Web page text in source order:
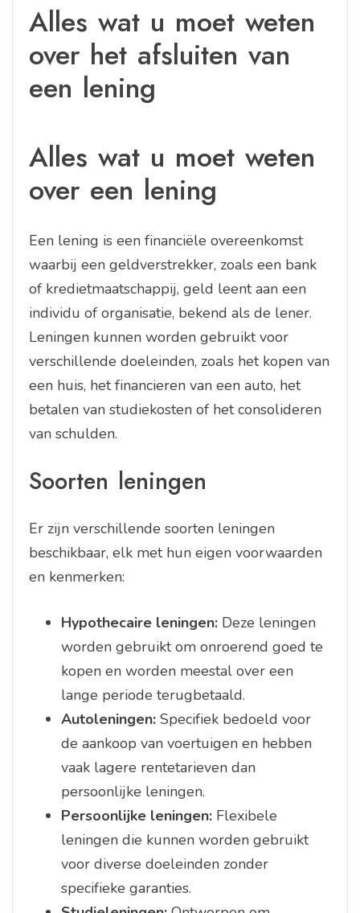
Alles wat u moet weten
over het afsluiten van
een lening
Alles wat u moet weten
over een lening
Een lening is een financiële overeenkomst
waarbij een geldverstrekker, zoals een bank
of kredietmaatschappij, geld leent aan een
individu of organisatie, bekend als de lener.
Leningen kunnen worden gebruikt voor
verschillende doeleinden, zoals het kopen van
een huis, het financieren van een auto, het
betalen van studiekosten of het consolideren
van schulden.
Soorten leningen
Er zijn verschillende soorten leningen
beschikbaar, elk met hun eigen voorwaarden
en kenmerken:
Hypothecaire leningen: Deze leningen
worden gebruikt om onroerend goed te
kopen en worden meestal over een
lange periode terugbetaald.
Autoleningen: Specifiek bedoeld voor
de aankoop van voertuigen en hebben
vaak lagere rentetarieven dan
persoonlijke leningen.
Persoonlijke leningen: Flexibele
leningen die kunnen worden gebruikt
voor diverse doeleinden zonder
specifieke garanties.